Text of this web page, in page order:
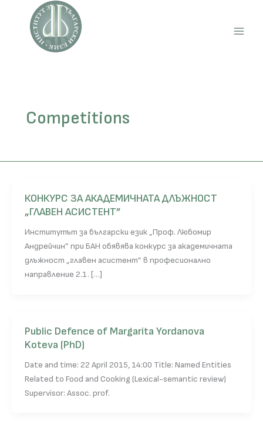
content
Competitions
КОНКУРС ЗА АКАДЕМИЧНАТА ДЛЪЖНОСТ
„ГЛАВЕН АСИСТЕНТ”
Институтът за български език „Проф. Любомир
Андрейчин” при БАН обявява конкурс за академичната
длъжност „главен асистент” в професионално
направление 2.1. […]
Public Defence of Margarita Yordanova
Koteva (PhD)
Date and time: 22 April 2015, 14:00 Title: Named Entities
Related to Food and Cooking (Lexical-semantic review)
Supervisor: Assoc. prof.